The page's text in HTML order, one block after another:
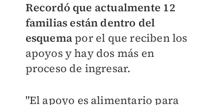
Recordó que actualmente 12
familias están dentro del
esquemapor el que reciben los
apoyos y hay dos más en
proceso de ingresar.
"El apoyo es alimentario para